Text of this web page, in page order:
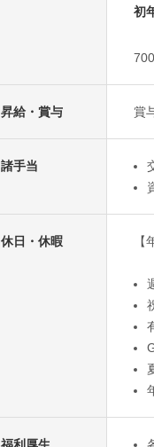
初
昇給・賞与 賞
諸手当
休日・休暇 【
福利厚生